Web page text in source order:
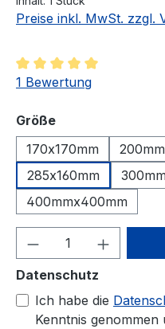
Preise inkl. MwSt. zzgl.
Durchschnittliche
1 Bewertung
Größeauswählen
170x170mm
285x160mm
400mmx400mm
Produkt
Datenschutz
Ich habe die
Kenntnis genommen